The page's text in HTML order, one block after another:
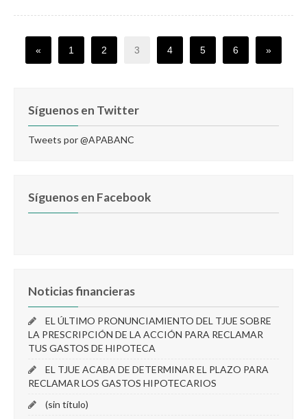
« 1 2 3 4 5 6 »
Síguenos en Twitter
Tweets por @APABANC
Síguenos en Facebook
Noticias financieras
EL ÚLTIMO PRONUNCIAMIENTO DEL TJUE SOBRE
LA PRESCRIPCIÓN DE LA ACCIÓN PARA RECLAMAR
TUS GASTOS DE HIPOTECA
EL TJUE ACABA DE DETERMINAR EL PLAZO PARA
RECLAMAR LOS GASTOS HIPOTECARIOS
(sin título)